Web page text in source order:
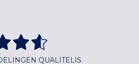
QUALITELIS